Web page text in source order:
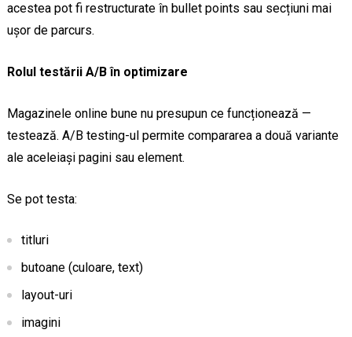
acestea pot fi restructurate în bullet points sau secțiuni mai
ușor de parcurs.
Rolul testării A/B în optimizare
Magazinele online bune nu presupun ce funcționează —
testează. A/B testing-ul permite compararea a două variante
ale aceleiași pagini sau element.
Se pot testa:
titluri
butoane (culoare, text)
layout-uri
imagini